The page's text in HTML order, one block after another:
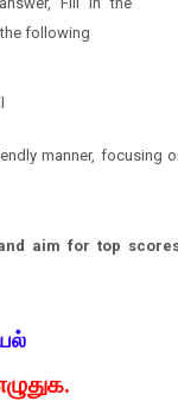
following
manner, focusing
aim for top